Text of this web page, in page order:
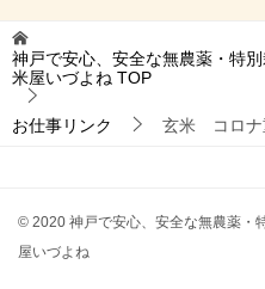
神戸で安心、安全な無農薬・特
米屋いづよね TOP
お仕事リンク 玄米 コロナ
© 2020 神戸で安心、安全な無農薬・
屋いづよね